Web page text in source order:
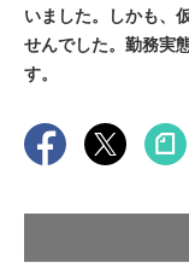
いました。しかも、
せんでした。勤務実
す。